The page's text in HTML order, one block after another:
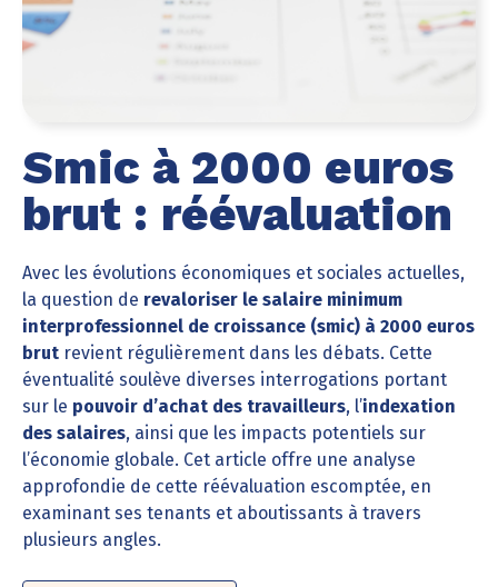
Smic à 2000 euros
brut : réévaluation
Avec les évolutions économiques et sociales actuelles,
la question de revaloriser le salaire minimum
interprofessionnel de croissance (smic) à 2000 euros
brut revient régulièrement dans les débats. Cette
éventualité soulève diverses interrogations portant
sur le pouvoir d’achat des travailleurs, l’indexation
des salaires, ainsi que les impacts potentiels sur
l’économie globale. Cet article offre une analyse
approfondie de cette réévaluation escomptée, en
examinant ses tenants et aboutissants à travers
plusieurs angles.